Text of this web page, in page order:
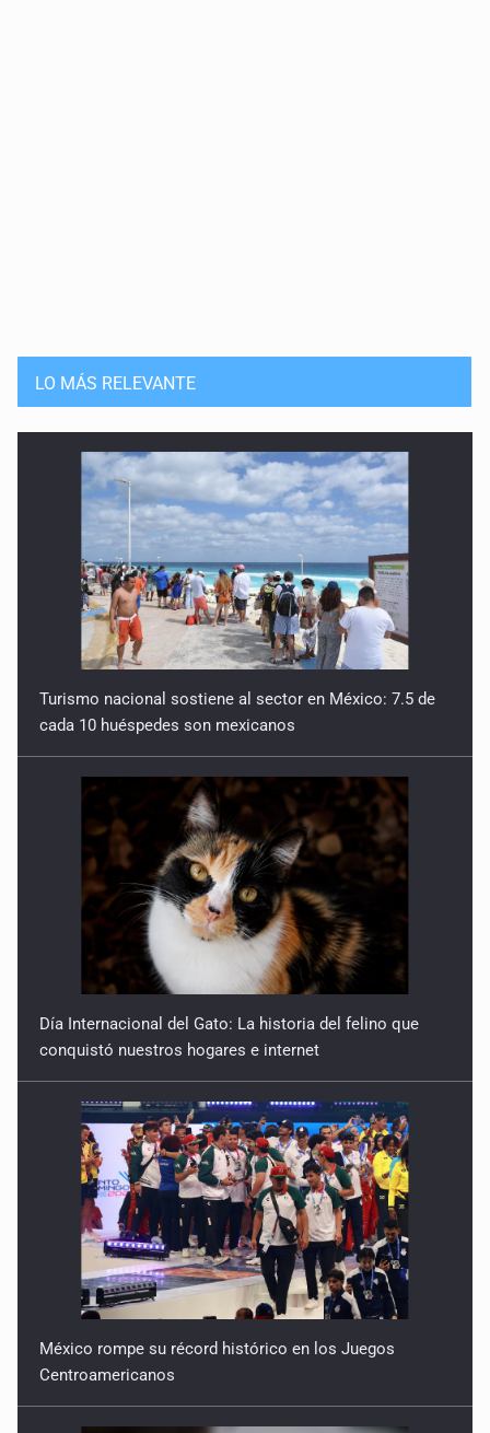
LO MÁS RELEVANTE
Turismo nacional sostiene al sector en México: 7.5 de
cada 10 huéspedes son mexicanos
Día Internacional del Gato: La historia del felino que
conquistó nuestros hogares e internet
México rompe su récord histórico en los Juegos
Centroamericanos